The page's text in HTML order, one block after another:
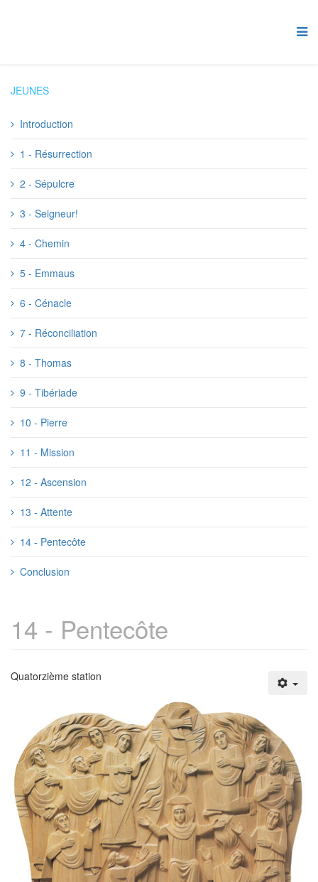
JEUNES
Introduction
1 - Résurrection
2 - Sépulcre
3 - Seigneur!
4 - Chemin
5 - Emmaus
6 - Cénacle
7 - Réconciliation
8 - Thomas
9 - Tibériade
10 - Pierre
11 - Mission
12 - Ascension
13 - Attente
14 - Pentecôte
Conclusion
14 - Pentecôte
Quatorzième station